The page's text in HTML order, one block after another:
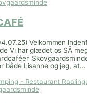
Velkommen
Vi har glædet os SÅ
både Lisanne og jeg, at...